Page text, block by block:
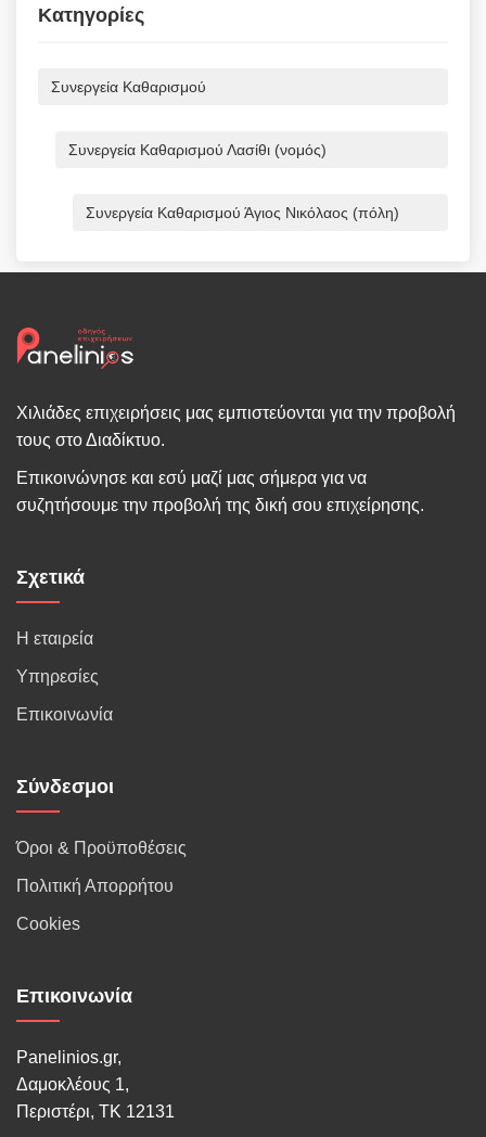
Κατηγορίες
Συνεργεία Καθαρισμού
Συνεργεία Καθαρισμού Λασίθι (νομός)
Συνεργεία Καθαρισμού Άγιος Νικόλαος (πόλη)
Χιλιάδες επιχειρήσεις μας εμπιστεύονται για την προβολή
τους στο Διαδίκτυο.
Επικοινώνησε και εσύ μαζί μας σήμερα για να
συζητήσουμε την προβολή της δική σου επιχείρησης.
Σχετικά
Η εταιρεία
Υπηρεσίες
Επικοινωνία
Σύνδεσμοι
Όροι & Προϋποθέσεις
Πολιτική Απορρήτου
Cookies
Επικοινωνία
Panelinios.gr,
Δαμοκλέους 1,
Περιστέρι, ΤΚ 12131